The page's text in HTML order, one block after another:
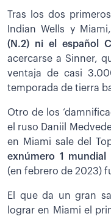
Tras los dos
Indian Wells y Miami,
(N.2) ni el español
acercarse a Sinner,
ventaja de casi
temporada de tierra
Otro de los
el ruso Daniil
en Miami sale del
exnúmero 1
(en febrero de 2023)
El que da un gran
lograr en Miami el